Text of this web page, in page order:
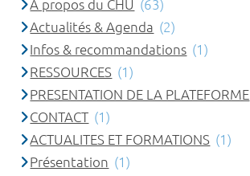
À propos du CHU (63)
Actualités & Agenda (2)
Infos & recommandations (1)
RESSOURCES (1)
PRESENTATION DE LA PLATEFORME
CONTACT (1)
ACTUALITES ET FORMATIONS (1)
Présentation (1)